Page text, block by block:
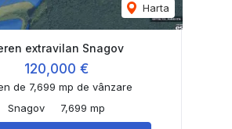
Harta
extravilan Snagov
120,000 €
de 7,699 mp de vânzare
Snagov
7,699 mp